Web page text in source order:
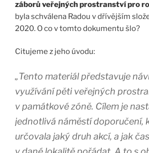
záborů veřejných prostranství pro
byla schválena Radou v dřívějším
2020. O co v tomto dokumentu šlo?
Citujeme z jeho úvodu:
„Tento materiál představuje
využívání pěti veřejných
v památkové zóně. Cílem je
jednotlivá náměstí doporučení,
určovala jaký druh akcí, a jak